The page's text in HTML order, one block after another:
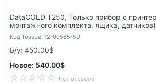
DataCOLD Т250, Только прибор с принтером (Без
монтажного комплекта, ящика, датчиков)
Код Товара: 12-00585-50
Б/у: 450.00$
Новое: 540.00$
Нет отзывов